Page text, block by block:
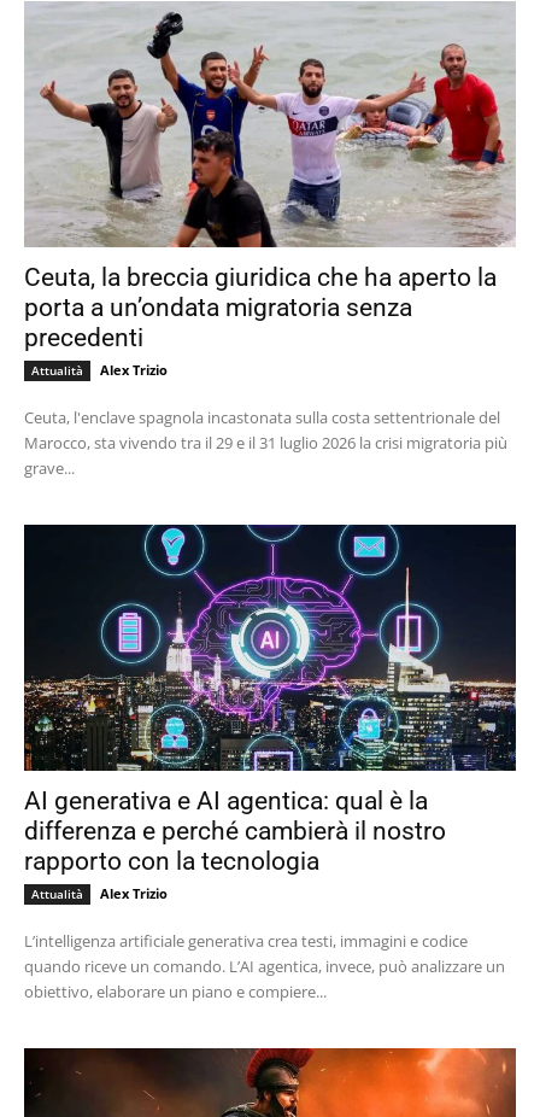
Ceuta, la breccia giuridica che ha aperto la
porta a un’ondata migratoria senza
precedenti
Attualità Alex Trizio
Ceuta, l'enclave spagnola incastonata sulla costa settentrionale del
Marocco, sta vivendo tra il 29 e il 31 luglio 2026 la crisi migratoria più
grave...
AI generativa e AI agentica: qual è la
differenza e perché cambierà il nostro
rapporto con la tecnologia
Attualità Alex Trizio
L’intelligenza artificiale generativa crea testi, immagini e codice
quando riceve un comando. L’AI agentica, invece, può analizzare un
obiettivo, elaborare un piano e compiere...